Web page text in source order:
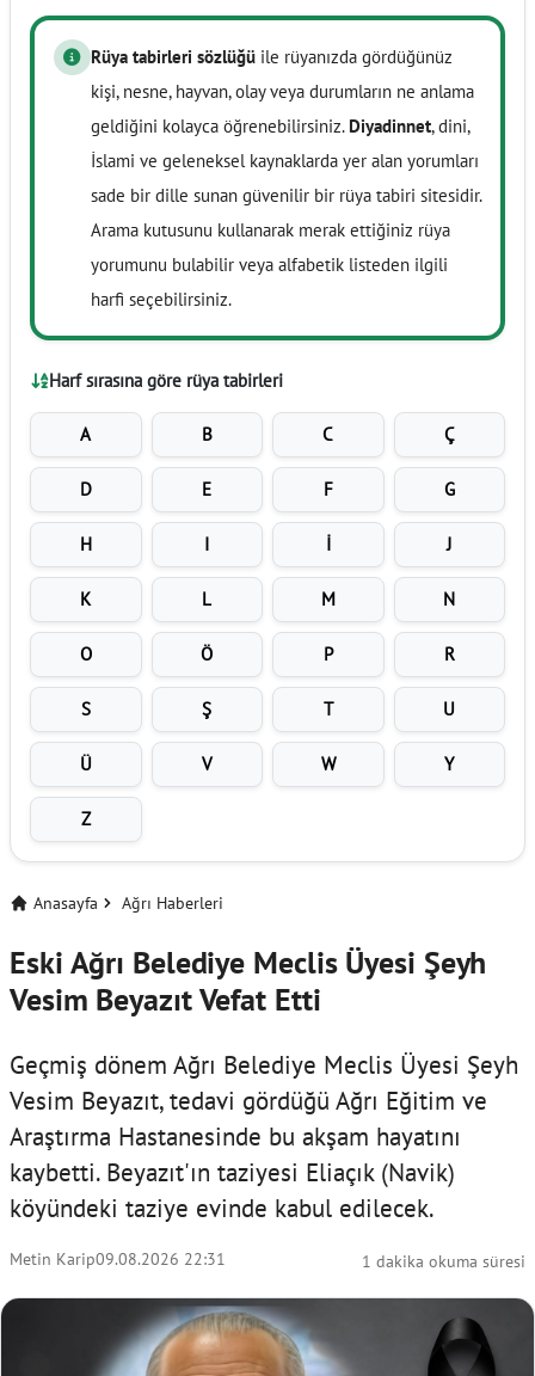
Rüya tabirleri sözlüğü ile rüyanızda gördüğünüz
kişi, nesne, hayvan, olay veya durumların ne anlama
geldiğini kolayca öğrenebilirsiniz. Diyadinnet, dini,
İslami ve geleneksel kaynaklarda yer alan yorumları
sade bir dille sunan güvenilir bir rüya tabiri sitesidir.
Arama kutusunu kullanarak merak ettiğiniz rüya
yorumunu bulabilir veya alfabetik listeden ilgili
harfi seçebilirsiniz.
Harf sırasına göre rüya tabirleri
A B C Ç
D E F G
H I İ J
K L M N
O Ö P R
S Ş T U
Ü V W Y
Z
Anasayfa Ağrı Haberleri
Eski Ağrı Belediye Meclis Üyesi Şeyh
Vesim Beyazıt Vefat Etti
Geçmiş dönem Ağrı Belediye Meclis Üyesi Şeyh
Vesim Beyazıt, tedavi gördüğü Ağrı Eğitim ve
Araştırma Hastanesinde bu akşam hayatını
kaybetti. Beyazıt'ın taziyesi Eliaçık (Navik)
köyündeki taziye evinde kabul edilecek.
Metin Karip09.08.2026 22:31 1 dakika okuma süresi